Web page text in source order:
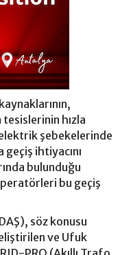
hızla
şebekelerinde
geçiş ihtiyacını
bulunduğu
bu geçiş
söz konusu
ve Ufuk